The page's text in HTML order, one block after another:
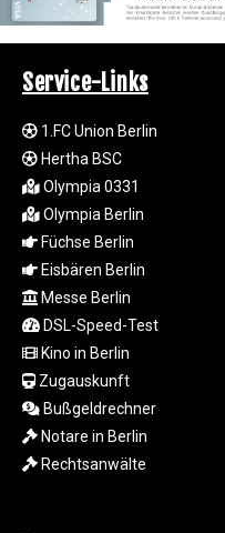
Service-Links
1.FC Union Berlin
Hertha BSC
Olympia 0331
Olympia Berlin
Füchse Berlin
Eisbären Berlin
Messe Berlin
DSL-Speed-Test
Kino in Berlin
Zugauskunft
Bußgeldrechner
Notare in Berlin
Rechtsanwälte